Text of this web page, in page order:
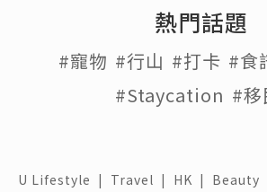
熱門話題
#寵物 #行山 #打卡 #食
#Staycation #移
U Lifestyle | Travel | HK | Beauty